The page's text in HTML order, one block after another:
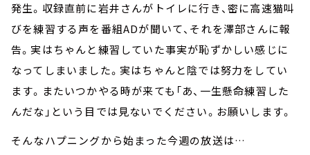
発生。収録直前に岩井さんがトイレに行き、密に高速猫叫
びを練習する声を番組ADが聞いて、それを澤部さんに報
告。実はちゃんと練習していた事実が恥ずかしい感じに
なってしまいました。実はちゃんと陰では努力をしてい
ます。またいつかやる時が来ても「あ、一生懸命練習した
んだな」という目では見ないでください。お願いします。
そんなハプニングから始まった今週の放送は…